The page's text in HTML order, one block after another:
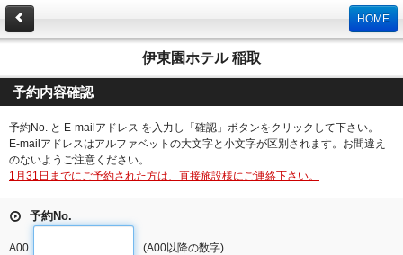
HOME
伊東園ホテル 稲取
予約内容確認
予約No. と E-mailアドレス を入力し「確認」ボタンをクリックして下さい。
E-mailアドレスはアルファベットの大文字と小文字が区別されます。お間違え
のないようご注意ください。
1月31日までにご予約された方は、直接施設様にご連絡下さい。
予約No.
A00 (A00以降の数字)